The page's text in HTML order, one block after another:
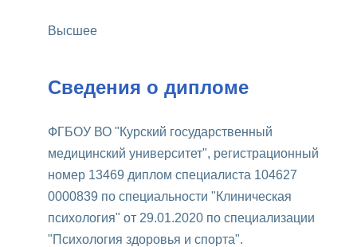
Высшее
Сведения о дипломе
ФГБОУ ВО "Курский государственный
медицинский университет", регистрационный
номер 13469 диплом специалиста 104627
0000839 по специальности "Клиническая
психология" от 29.01.2020 по специализации
"Психология здоровья и спорта".